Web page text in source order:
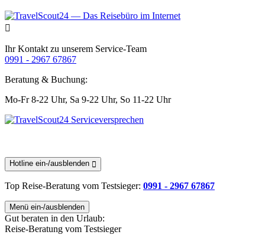
Ihr Kontakt zu unserem Service-Team
0991 - 2967 67867
Beratung & Buchung:
Mo-Fr 8-22 Uhr, Sa 9-22 Uhr, So 11-22 Uhr
Hotline ein-/ausblenden
Top Reise-Beratung vom Testsieger: 0991 - 2967 67867
Menü ein-/ausblenden
Gut beraten in den Urlaub:
Reise-Beratung vom Testsieger